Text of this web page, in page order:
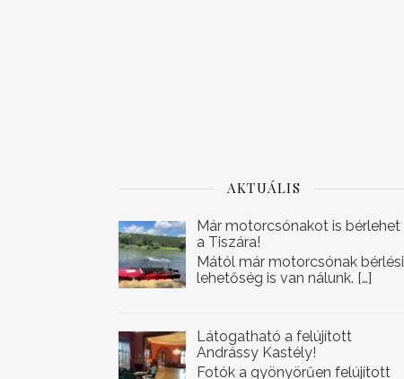
AKTUÁLIS
Már motorcsónakot is bérlehet
a Tiszára!
Mától már motorcsónak bérlési
lehetőség is van nálunk. […]
Látogatható a felújított
Andrássy Kastély!
Fotók a gyönyörűen felújított